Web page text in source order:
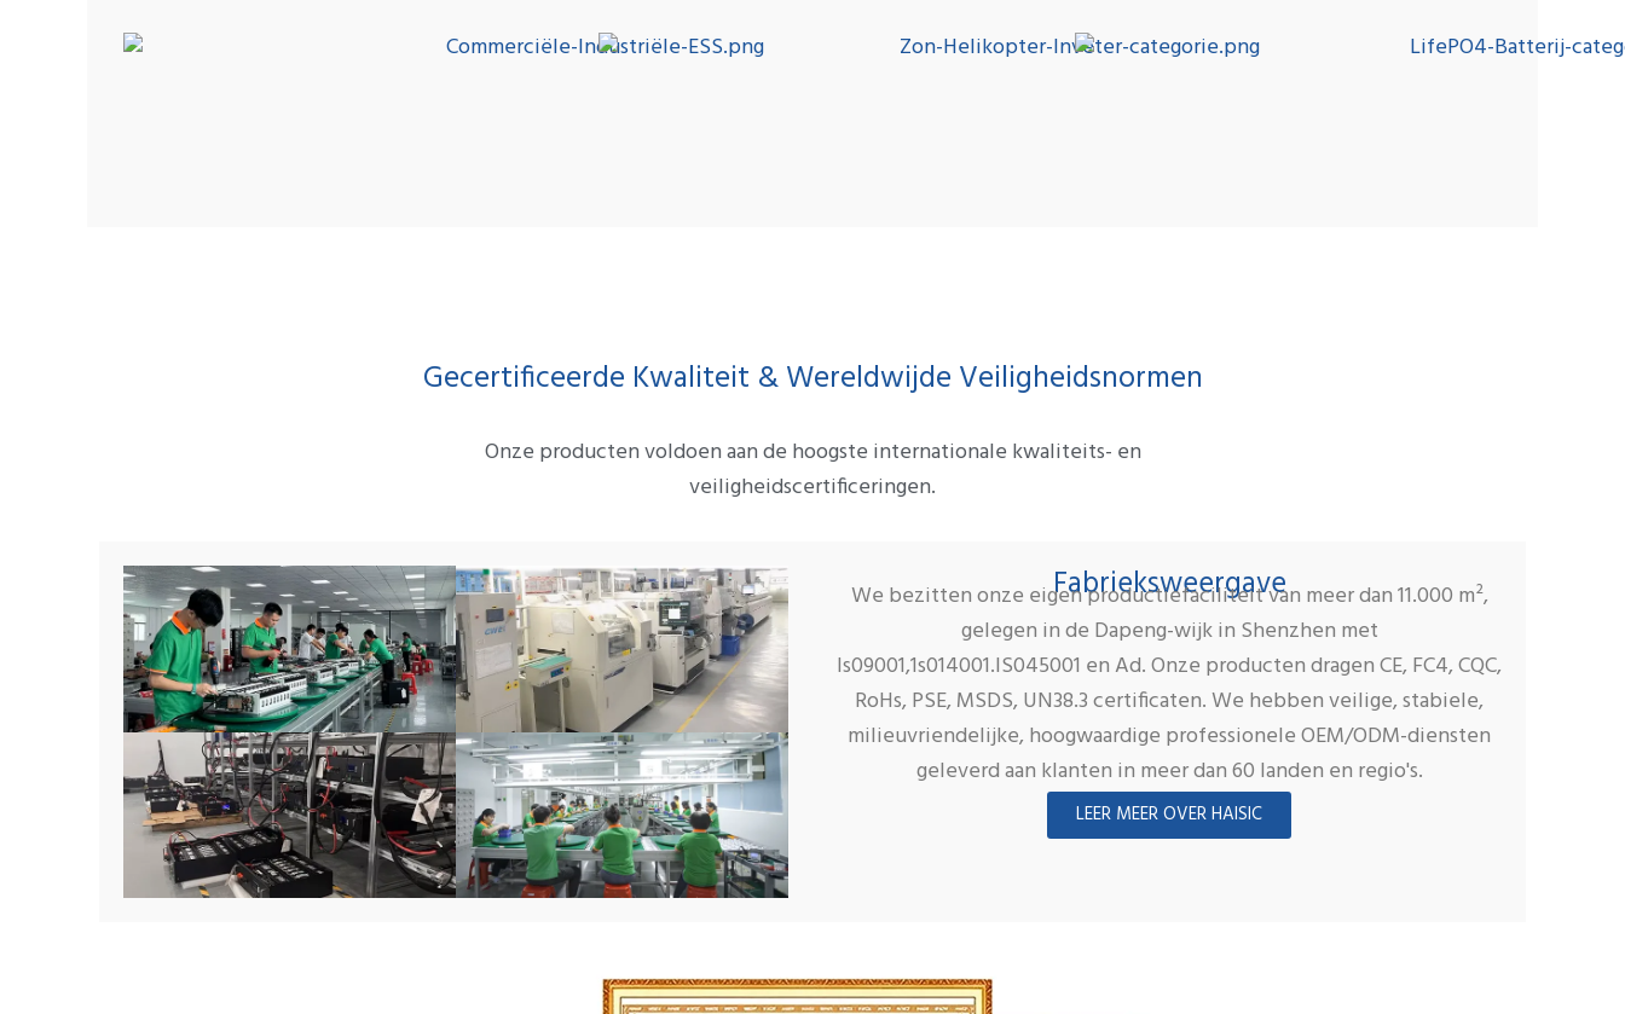
Gecertificeerde Kwaliteit & Wereldwijde Veiligheidsnormen
Onze producten voldoen aan de hoogste internationale kwaliteits- en
veiligheidscertificeringen.
Fabrieksweergave
We bezitten onze eigen productiefaciliteit van meer dan 11.000 m²,
gelegen in de Dapeng-wijk in Shenzhen met
ls09001,1s014001.IS045001 en Ad. Onze producten dragen CE, FC4, CQC,
RoHs, PSE, MSDS, UN38.3 certificaten. We hebben veilige, stabiele,
milieuvriendelijke, hoogwaardige professionele OEM/ODM-diensten
geleverd aan klanten in meer dan 60 landen en regio's.
LEER MEER OVER HAISIC